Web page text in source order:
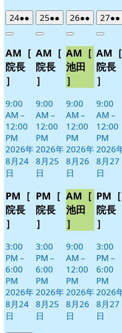
242026
年
月
24
日
●●
件
イ
ベ
ト)
Close
AM［
院長
］
9:00
AM –
12:00
PM
2026年
8月24
日
PM［
院長
］
3:00
PM –
6:00
PM
2026年
8月24
日
252026
年
月
25
日
●●
件
イ
ベ
ト)
Close
AM［
院長
］
9:00
AM –
12:00
PM
2026年
8月25
日
PM［
院長
］
3:00
PM –
6:00
PM
2026年
8月25
日
262026
年
月
26
日
●●
件
イ
ベ
ト)
Close
AM［
池田
］
9:00
AM –
12:00
PM
2026年
8月26
日
AM［
池田
］
9:00
AM –
12:00
PM
2026年
8月26
日
27
年
月
27
日
●●
Close
AM［
院長
］
9:00
AM –
12:00
PM
2026
8月27
日
PM［
院長
］
3:00
PM –
6:00
PM
2026
8月27
日